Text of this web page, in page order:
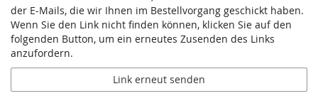
der E-Mails, die wir Ihnen im Bestellvorgang geschickt haben.
Wenn Sie den Link nicht finden können, klicken Sie auf den
folgenden Button, um ein erneutes Zusenden des Links
anzufordern.
Link erneut senden